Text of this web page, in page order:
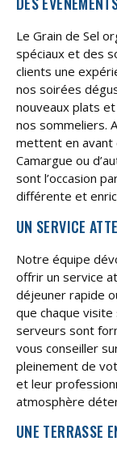
Le Grain de Sel
spéciaux et des
clients une
nos soirées
nouveaux plats
nos sommeliers.
mettent en avant
Camargue ou
sont l’occasion
différente et
UN SERVICE
Notre équipe
offrir un service
déjeuner rapide
que chaque
serveurs sont
vous conseiller
pleinement de
et leur
atmosphère
UNE TERRASSE